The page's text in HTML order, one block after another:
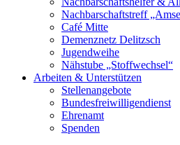
Nachbarschaftstreff
Café Mitte
Demenznetz Delitzsch
Jugendweihe
Nähstube „Stoffwechsel“
Arbeiten & Unterstützen
Stellenangebote
Bundesfreiwilligendienst
Ehrenamt
Spenden